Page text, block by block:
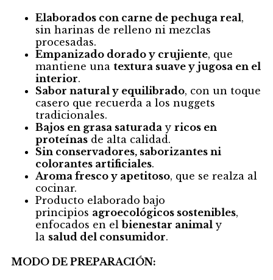
Elaborados con carne de pechuga real,
sin harinas de relleno ni mezclas
procesadas.
Empanizado dorado y crujiente, que
mantiene una textura suave y jugosa en el
interior.
Sabor natural y equilibrado, con un toque
casero que recuerda a los nuggets
tradicionales.
Bajos en grasa saturada y ricos en
proteínas de alta calidad.
Sin conservadores, saborizantes ni
colorantes artificiales.
Aroma fresco y apetitoso, que se realza al
cocinar.
Producto elaborado bajo
principios agroecológicos sostenibles,
enfocados en elbienestar animal y
la salud del consumidor.
MODO DE PREPARACIÓN: